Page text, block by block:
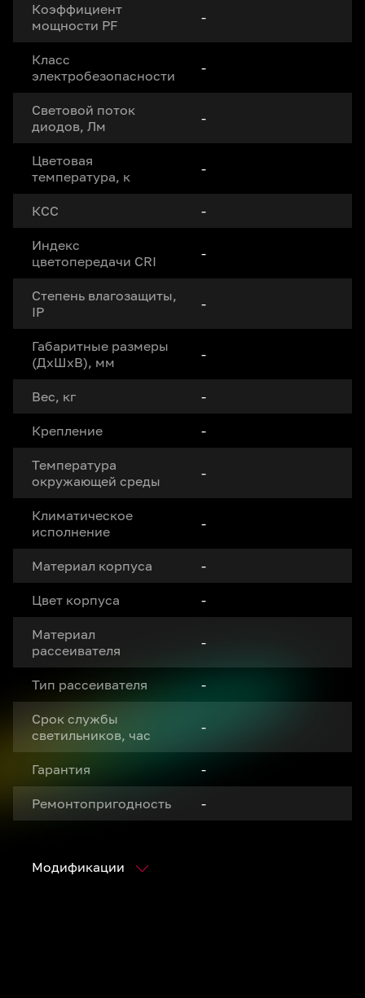
Коэффициент
мощности PF
-
Класс
электробезопасности
-
Световой поток
диодов, Лм
-
Цветовая
температура, к
-
КСС -
Индекс
цветопередачи CRI
-
Степень влагозащиты,
IP
-
Габаритные размеры
(ДxШxВ), мм
-
Вес, кг -
Крепление -
Температура
окружающей среды
-
Климатическое
исполнение
-
Материал корпуса -
Цвет корпуса -
Материал
рассеивателя
-
Тип рассеивателя -
Срок службы
светильников, час
-
Гарантия -
Ремонтопригодность -
Модификации